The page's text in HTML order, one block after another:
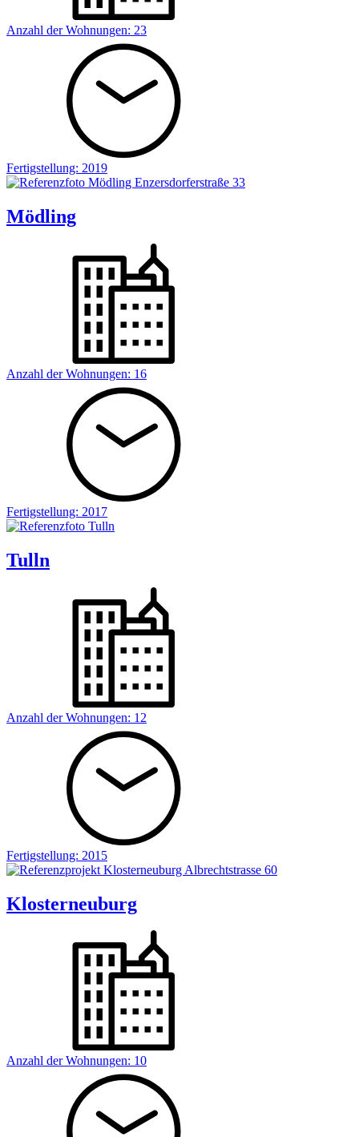
Anzahl der Wohnungen: 23
Fertigstellung: 2019
Mödling
Anzahl der Wohnungen: 16
Fertigstellung: 2017
Tulln
Anzahl der Wohnungen: 12
Fertigstellung: 2015
Klosterneuburg
Anzahl der Wohnungen: 10